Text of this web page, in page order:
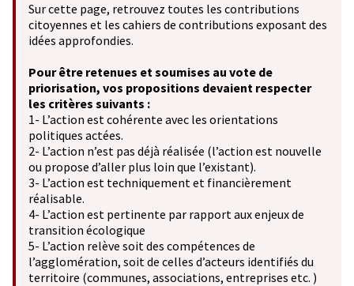
Sur cette page, retrouvez toutes les contributions
citoyennes et les cahiers de contributions exposant des
idées approfondies.
Pour être retenues et soumises au vote de
priorisation, vos propositions devaient respecter
les critères suivants :
1- L’action est cohérente avec les orientations
politiques actées.
2- L’action n’est pas déjà réalisée (l’action est nouvelle
ou propose d’aller plus loin que l’existant).
3- L’action est techniquement et financièrement
réalisable.
4- L’action est pertinente par rapport aux enjeux de
transition écologique
5- L’action relève soit des compétences de
l’agglomération, soit de celles d’acteurs identifiés du
territoire (communes, associations, entreprises etc. )